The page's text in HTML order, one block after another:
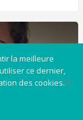
la meilleure
ce dernier,
des cookies.